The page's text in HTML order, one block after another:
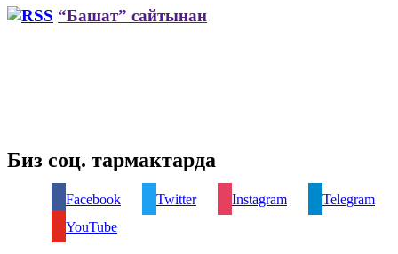
“Башат” сайтынан
Биз соц. тармактарда
Facebook Twitter Instagram
Telegram
YouTube